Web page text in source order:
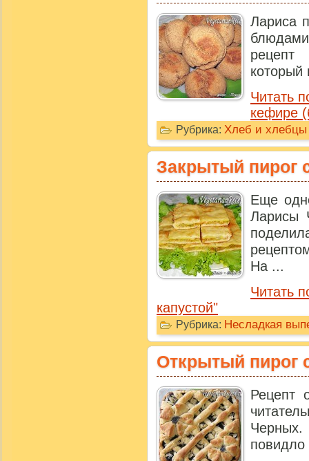
Лариса
рецепт
который
Читать
кефире
Рубрика: Хлеб и хлебцы
Закрытый пирог
Еще
Ларисы
На ...
Читать
капустой"
Рубрика: Несладкая
Открытый пирог
Рецепт
повидло